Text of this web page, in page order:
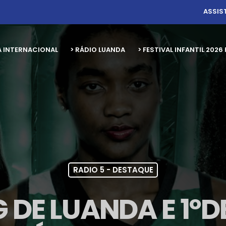
INTERNACIONAL > RÁDIO LUANDA > FESTIVAL INFANTIL
RADIO 5 - DESTAQUE
DE LUANDA E